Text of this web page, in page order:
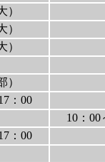
）
）
）
）
：00
10：00
：00